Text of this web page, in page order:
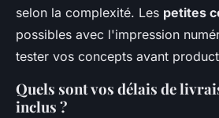
selon la complexité. Les petites
possibles avec l'impression
tester vos concepts avant
Quels sont vos délais de
inclus ?